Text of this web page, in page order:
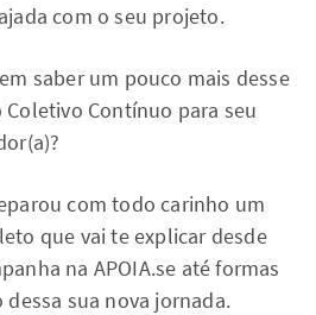
com o seu projeto.
saber um pouco mais desse
Contínuo para seu
com todo carinho um
que vai te explicar desde
na APOIA.se até formas
sua nova jornada.